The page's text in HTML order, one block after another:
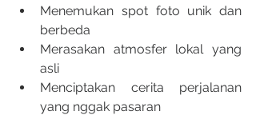
Menemukan spot foto unik dan
berbeda
Merasakan atmosfer lokal yang
asli
Menciptakan cerita perjalanan
yang nggak pasaran